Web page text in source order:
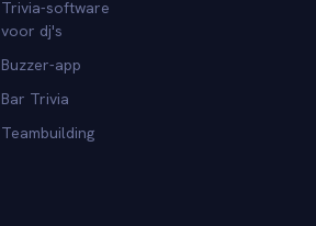
Trivia-software
voor dj's
Buzzer-app
Bar Trivia
Teambuilding